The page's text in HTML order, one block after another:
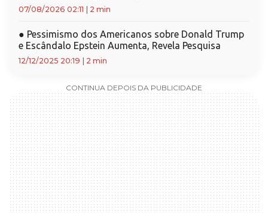
07/08/2026 02:11 | 2 min
● Pessimismo dos Americanos sobre Donald Trump
e Escândalo Epstein Aumenta, Revela Pesquisa
12/12/2025 20:19 | 2 min
CONTINUA DEPOIS DA PUBLICIDADE